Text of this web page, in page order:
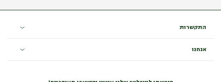
התקשרות
אנחנו